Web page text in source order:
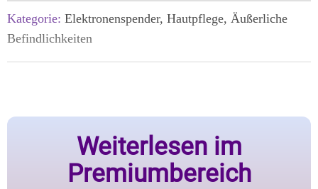
Kategorie: Elektronenspender, Hautpflege, Äußerliche
Befindlichkeiten
Weiterlesen im
Premiumbereich